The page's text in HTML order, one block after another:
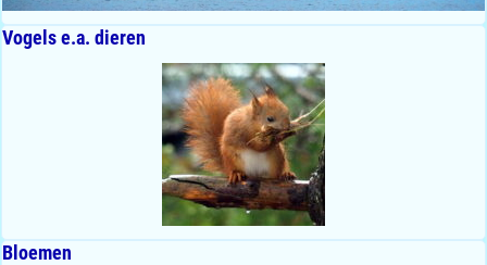
Vogels e.a. dieren
Bloemen